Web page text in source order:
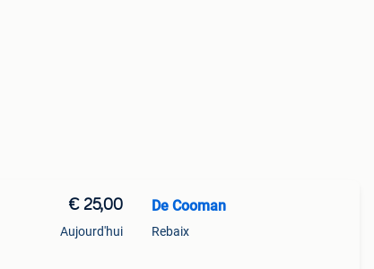
€ 25,00
Aujourd'hui
De Cooman
Rebaix